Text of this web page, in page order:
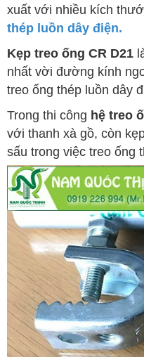
xuất với nhiều kích
thép luồn dây điện.
Kẹp treo ống CR D21
nhất vời đường kính
treo ống thép luồn dây
Trong thi công hệ treo
với thanh xà gồ, còn
sấu trong việc treo ống